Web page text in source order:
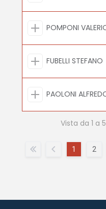
POMPONI
FUBELLI STEFANO
PAOLONI
Vista da 1 a
1 2